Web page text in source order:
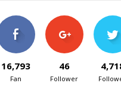
16,793
Fan
46
Follower